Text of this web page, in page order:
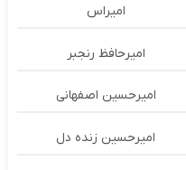
امیراس
امیرحافظ رنجبر
امیرحسین اصفهانی
امیرحسین زنده دل